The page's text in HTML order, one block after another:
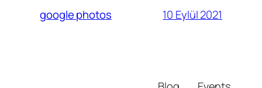
google photos 10 Eylül 2021